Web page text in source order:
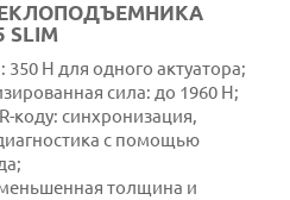
SLIM
350 Н для одного актуатора;
сила: до 1960 Н;
коду: синхронизация,
с помощью
толщина и